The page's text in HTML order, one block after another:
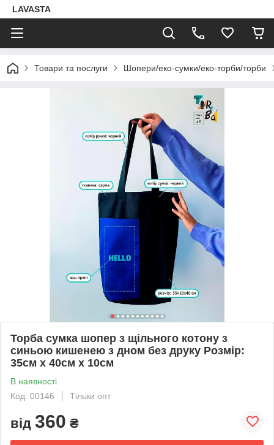
LAVASTA
Товари та послуги Шопери/еко-сумки/еко-торби/торби
Торба сумка шопер з щільного котону з
синьою кишенею з дном без друку Розмір:
35cм х 40см х 10см
В наявності
Код: 00146
Тільки опт
від 360 ₴